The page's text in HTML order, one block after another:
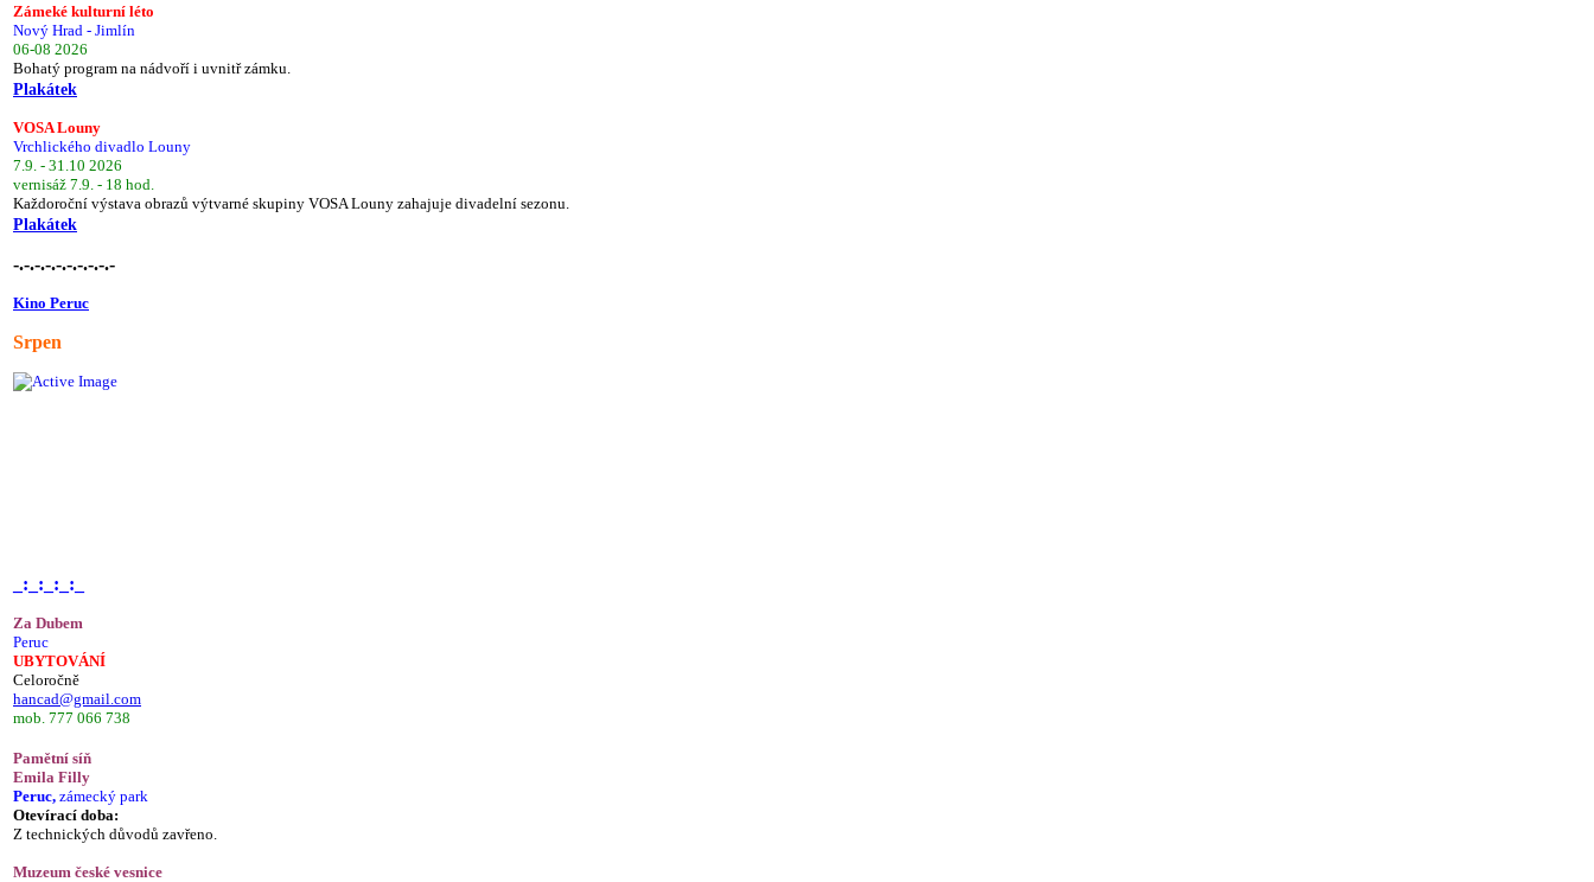
Zámeké kulturní léto
Nový Hrad - Jimlín
06-08 2026
Bohatý program na nádvoří i uvnitř zámku.
Plakátek
VOSA Louny
Vrchlického divadlo Louny
7.9. - 31.10 2026
vernisáž 7.9. - 18 hod.
Každoroční výstava obrazů výtvarné skupiny VOSA Louny zahajuje divadelní sezonu.
Plakátek
-.-.-.-.-.-.-.-.-.-
Kino Peruc
Srpen
_:_:_:_:_
Za Dubem
Peruc
UBYTOVÁNÍ
Celoročně
hancad@gmail.com
mob. 777 066 738
Pamětní síň
Emila Filly
Peruc, zámecký park
Otevírací doba:
Z technických důvodů zavřeno.
Muzeum české vesnice